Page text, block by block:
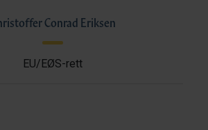
Conrad Eriksen
EU/EØS-rett